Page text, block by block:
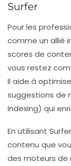
Surfer
Pour les
comme un allié
scores de
vous restez
Il aide à
suggestions de
Indexing) qui
En utilisant
contenu que
des moteurs de